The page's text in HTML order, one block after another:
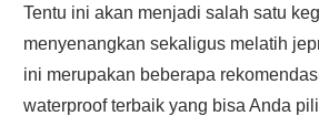
Tentu ini akan menjadi salah satu
menyenangkan sekaligus melatih
ini merupakan beberapa
waterproof terbaik yang bisa Anda